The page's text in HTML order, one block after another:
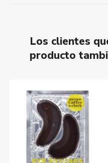
Los clientes
producto